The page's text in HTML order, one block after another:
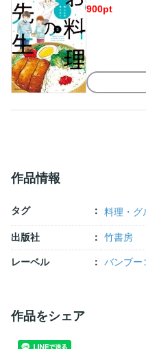
900pt
作品情報
タグ 料理・グ
出版社 竹書房
レーベル バンブー
作品をシェア